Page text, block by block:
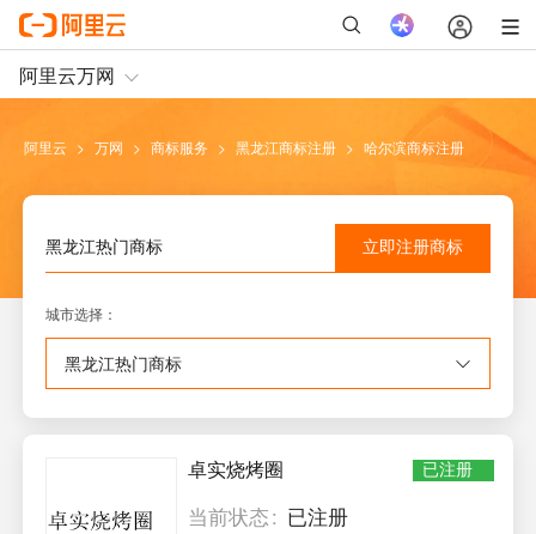
阿里云 > 万网 > 商标服务 > 黑龙江商标注册 > 哈尔滨商标注册
黑龙江热门商标 立即注册商标
城市选择 ：
黑龙江热门商标
卓实烧烤圈 已注册
当前状态
已注册